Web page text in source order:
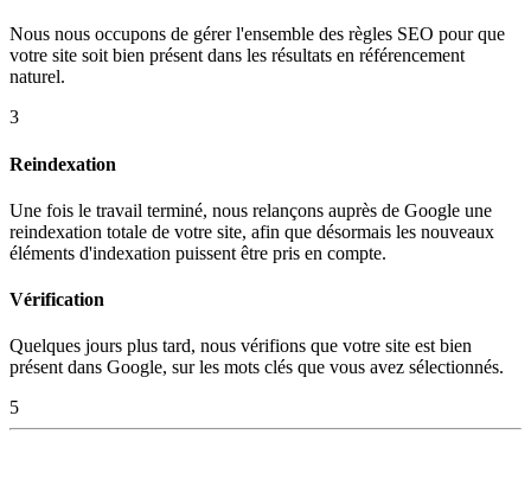
Nous nous occupons de gérer l'ensemble des règles SEO pour que
votre site soit bien présent dans les résultats en référencement
naturel.
3
Reindexation
Une fois le travail terminé, nous relançons auprès de Google une
reindexation totale de votre site, afin que désormais les nouveaux
éléments d'indexation puissent être pris en compte.
Vérification
Quelques jours plus tard, nous vérifions que votre site est bien
présent dans Google, sur les mots clés que vous avez sélectionnés.
5